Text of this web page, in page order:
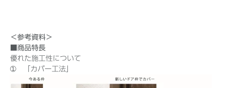
＜参考資料＞
■商品特長
優れた施工性について
➀ 「カバー工法」